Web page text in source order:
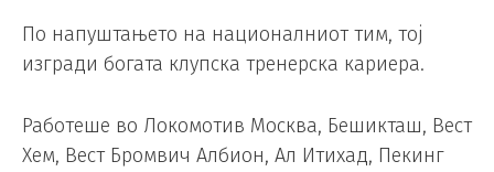
По напуштањето на националниот тим, тој
изгради богата клупска тренерска кариера.
Работеше во Локомотив Москва, Бешикташ, Вест
Хем, Вест Бромвич Албион, Ал Итихад, Пекинг